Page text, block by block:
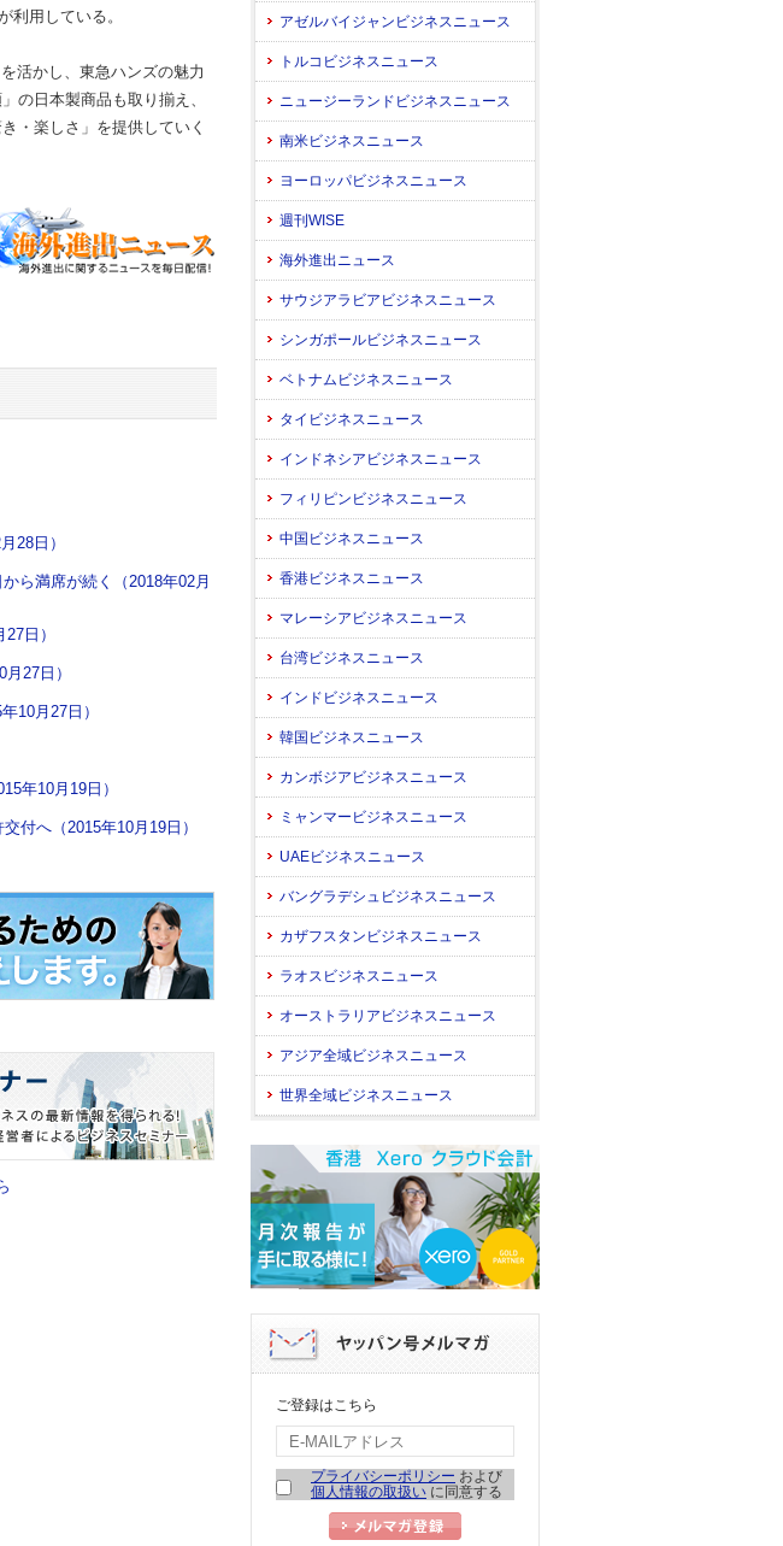
利用している。
活かし、東急ハンズの魅力
の日本製商品も取り揃え、
・楽しさ」を提供していく
28日）
ら満席が続く（2018年02月
日）
27日）
10月27日）
年10月19日）
付へ（2015年10月19日）
アゼルバイジャンビジネスニュース
トルコビジネスニュース
ニュージーランドビジネスニュース
南米ビジネスニュース
ヨーロッパビジネスニュース
週刊WISE
海外進出ニュース
サウジアラビアビジネスニュース
シンガポールビジネスニュース
ベトナムビジネスニュース
タイビジネスニュース
インドネシアビジネスニュース
フィリピンビジネスニュース
中国ビジネスニュース
香港ビジネスニュース
マレーシアビジネスニュース
台湾ビジネスニュース
インドビジネスニュース
韓国ビジネスニュース
カンボジアビジネスニュース
ミャンマービジネスニュース
UAEビジネスニュース
バングラデシュビジネスニュース
カザフスタンビジネスニュース
ラオスビジネスニュース
オーストラリアビジネスニュース
アジア全域ビジネスニュース
世界全域ビジネスニュース
ご登録はこちら
プライバシーポリシー および
個人情報の取扱い に同意する